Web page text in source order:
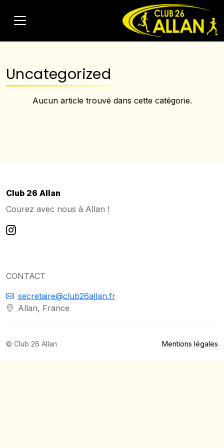
Uncategorized
Aucun article trouvé dans cette catégorie.
Club 26 Allan
Courez avec nous à Allan !
CONTACT
secretaire@club26allan.fr
Allan, France
© Club 26 Allan Mentions légales